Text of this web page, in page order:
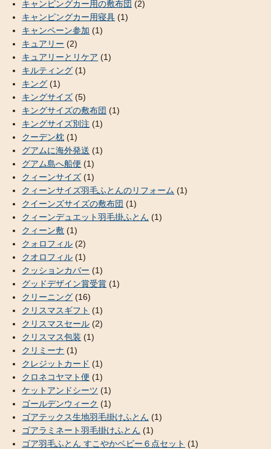
キャンピングカー用の敷布団 (2)
キャンピングカー用寝具 (1)
キャンペーン参加 (1)
キュアリー (2)
キュアリーとリケア (1)
キルティング (1)
キング (1)
キングサイズ (5)
キングサイズの敷布団 (1)
キングサイズ別注 (1)
クーデン枕 (1)
グアムに海外発送 (1)
グアム島へ船便 (1)
クィーンサイズ (1)
クィーンサイズ羽毛ふとんのリフォーム (1)
クイーンズサイズの敷布団 (1)
クィーンデュエット羽毛掛ふとん (1)
クィーン敷 (1)
クォロフィル (2)
クオロフィル (1)
クッションカバー (1)
グッドデザイン賞受賞 (1)
クリーニング (16)
クリスマスギフト (1)
クリスマスセール (2)
クリスマス包装 (1)
クリミーナ (1)
クレジットカード (1)
クロネコヤマト便 (1)
ケットアンドシーツ (1)
ゴールデンウィーク (1)
ゴアテックス生地羽毛掛けふとん (1)
ゴアラミネート羽毛掛けふとん (1)
ゴア羽毛ふとん すこやかベビー６点セット (1)